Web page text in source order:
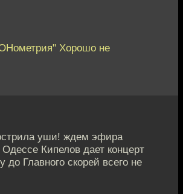
Хорошо не
уши! ждем эфира
Одессе Кипелов дает концерт
до Главного скорей всего не